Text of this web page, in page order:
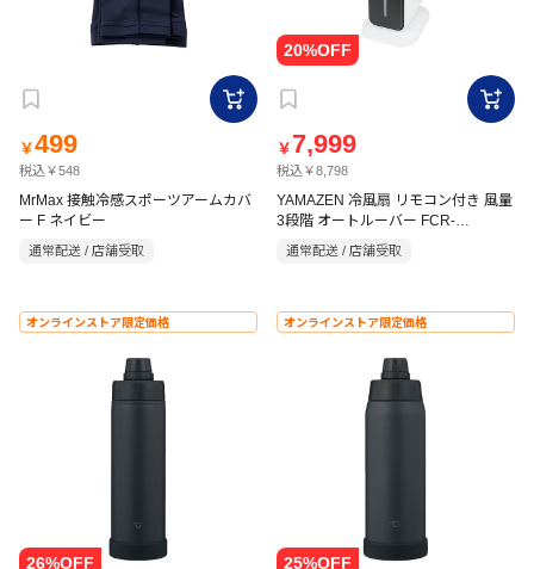
￥499
税込￥548
MrMax 接触冷感スポーツアームカバ
ー F ネイビー
通常配送 / 店舗受取
￥ 7,999
税込￥8,798
YAMAZEN 冷風扇 リモコン付き 風量
3段階 オートルーバー FCR-
通常配送 / 店舗受取
オンラインストア限定価格 オンラインストア限定価格